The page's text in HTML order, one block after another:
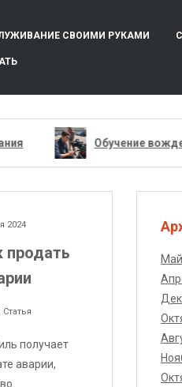
СВОИМИ РУКАМИ
Обучение вождению:
2024
продать
Статья
получает
аварии,